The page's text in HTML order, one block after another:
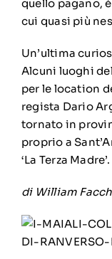
quello pagano,
cui quasi più
Un’ultima
Alcuni luoghi
per le location
regista Dario
tornato in
proprio a
‘La Terza Madre’.
di William